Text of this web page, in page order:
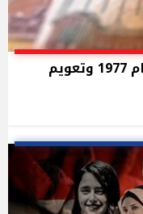
خناقة الجنيه مع الدولار.. انفتاح عام 1977 وتعويم